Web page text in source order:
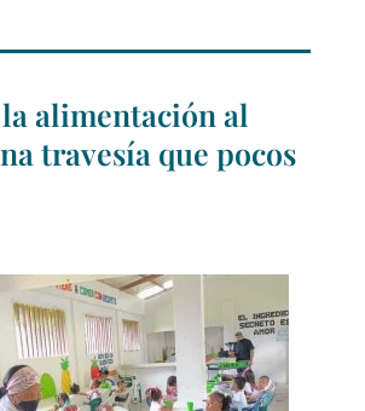
alimentación al
travesía que pocos